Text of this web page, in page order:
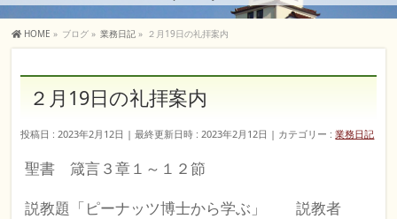
HOME » ブログ » 業務日記 » ２月19日の礼拝案内
２月19日の礼拝案内
投稿日 : 2023年2月12日 最終更新日時 : 2023年2月12日 カテゴリー :業務日記
聖書 箴言３章１～１２節
説教題「ピーナッツ博士から学ぶ」 説教者